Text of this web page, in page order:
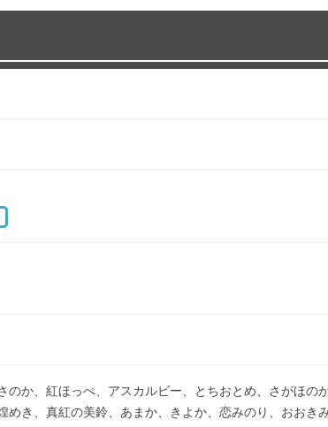
のか、紅ほっぺ、アスカルビー、とちおとめ、さがほ
めき、真紅の美鈴、あまか、きよか、恋みのり、おお